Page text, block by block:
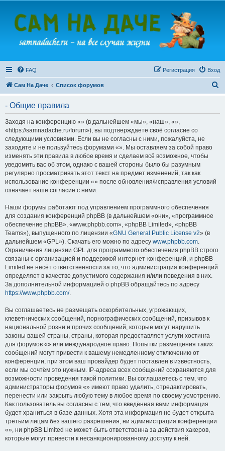
FAQ Вход
Регистрация
Сам На Даче Список форумов
- Общие правила
Заходя на конференцию «» (в дальнейшем «мы», «наш», «»,
«https://samnadache.ru/forum»), вы подтверждаете своё согласие со
следующими условиями. Если вы не согласны с ними, пожалуйста, не
заходите и не пользуйтесь форумами «». Мы оставляем за собой право
изменять эти правила в любое время и сделаем всё возможное, чтобы
уведомить вас об этом, однако с вашей стороны было бы разумным
регулярно просматривать этот текст на предмет изменений, так как
использование конференции «» после обновления/исправления условий
означает ваше согласие с ними.
Наши форумы работают под управлением программного обеспечения
для создания конференций phpBB (в дальнейшем «они», «программное
обеспечение phpBB», «www.phpbb.com», «phpBB Limited», «phpBB
Teams»), выпущенного по лицензии «GNU General Public License v2» (в
дальнейшем «GPL»). Скачать его можно по адресу www.phpbb.com.
Ограничения лицензии GPL для программного обеспечения phpBB строго
связаны с организацией и поддержкой интернет-конференций, и phpBB
Limited не несёт ответственности за то, что администрация конференций
определяет в качестве допустимого содержания и/или поведения в них.
За дополнительной информацией о phpBB обращайтесь по адресу
https://www.phpbb.com/.
Вы соглашаетесь не размещать оскорбительных, угрожающих,
клеветнических сообщений, порнографических сообщений, призывов к
национальной розни и прочих сообщений, которые могут нарушить
законы вашей страны, страны, которая предоставляет услуги хостинга
для форумов «» или международное право. Попытки размещения таких
сообщений могут привести к вашему немедленному отключению от
конференции, при этом ваш провайдер будет поставлен в известность,
если мы сочтём это нужным. IP-адреса всех сообщений сохраняются для
возможности проведения такой политики. Вы соглашаетесь с тем, что
администраторы форумов «» имеют право удалить, отредактировать,
перенести или закрыть любую тему в любое время по своему усмотрению.
Как пользователь вы согласны с тем, что введённая вами информация
будет храниться в базе данных. Хотя эта информация не будет открыта
третьим лицам без вашего разрешения, ни администрация конференции
«», ни phpBB Limited не может быть ответственна за действия хакеров,
которые могут привести к несанкционированному доступу к ней.